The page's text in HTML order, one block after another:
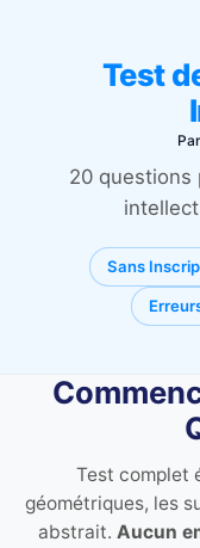
Test
Par
20 questions
Sans
Test complet
géométriques, les
abstrait. Aucun